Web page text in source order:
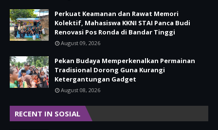
Perkuat Keamanan dan Rawat Memori
Kolektif, Mahasiswa KKNI STAI Panca Budi
Renovasi Pos Ronda di Bandar Tinggi
August 09, 2026
Pekan Budaya Memperkenalkan Permainan
Tradisional Dorong Guna Kurangi
Ketergantungan Gadget
August 08, 2026
RECENT IN SOSIAL